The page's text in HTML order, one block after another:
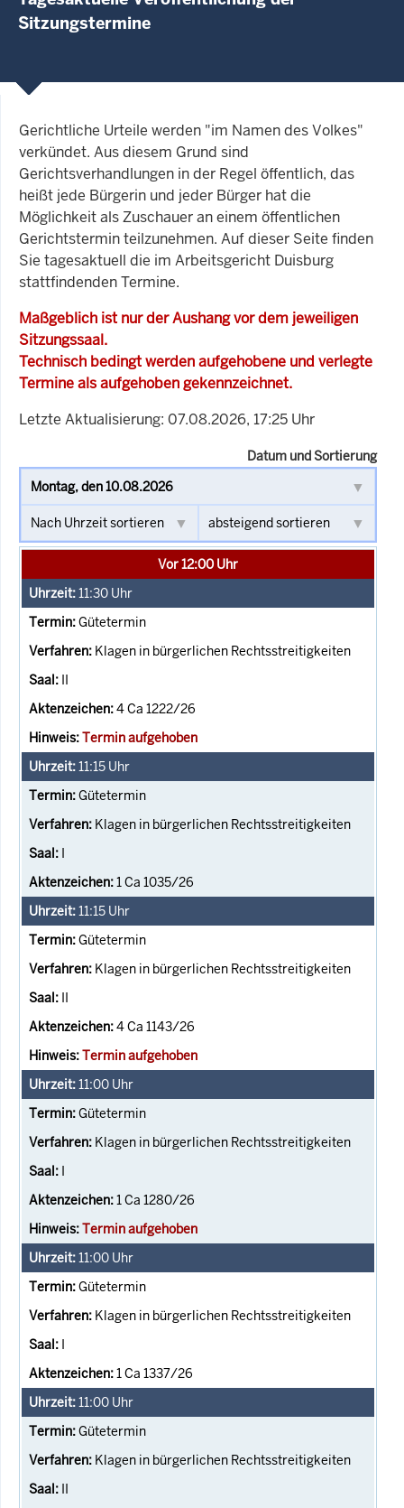
Sitzungstermine
Gerichtliche Urteile werden "im Namen des Volkes"
verkündet. Aus diesem Grund sind
Gerichtsverhandlungen in der Regel öffentlich, das
heißt jede Bürgerin und jeder Bürger hat die
Möglichkeit als Zuschauer an einem öffentlichen
Gerichtstermin teilzunehmen. Auf dieser Seite finden
Sie tagesaktuell die im Arbeitsgericht Duisburg
stattfindenden Termine.
Maßgeblich ist nur der Aushang vor dem jeweiligen
Sitzungssaal.
Technisch bedingt werden aufgehobene und verlegte
Termine als aufgehoben gekennzeichnet.
Letzte Aktualisierung: 07.08.2026, 17:25 Uhr
Datum und Sortierung
Vor 12:00 Uhr
11:30 Uhr
Gütetermin
Klagen in bürgerlichen Rechtsstreitigkeiten
II
4 Ca 1222/26
Termin aufgehoben
11:15 Uhr
Gütetermin
Klagen in bürgerlichen Rechtsstreitigkeiten
I
1 Ca 1035/26
11:15 Uhr
Gütetermin
Klagen in bürgerlichen Rechtsstreitigkeiten
II
4 Ca 1143/26
Termin aufgehoben
11:00 Uhr
Gütetermin
Klagen in bürgerlichen Rechtsstreitigkeiten
I
1 Ca 1280/26
Termin aufgehoben
11:00 Uhr
Gütetermin
Klagen in bürgerlichen Rechtsstreitigkeiten
I
1 Ca 1337/26
11:00 Uhr
Gütetermin
Klagen in bürgerlichen Rechtsstreitigkeiten
II